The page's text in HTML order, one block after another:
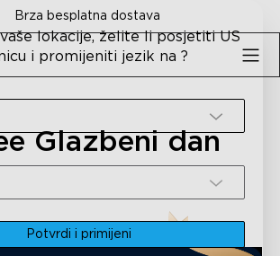
Brza besplatna dostava
Glazbeni dan
lokacije, želite li posjetiti US
i promijeniti jezik na ?
Potvrdi i primijeni